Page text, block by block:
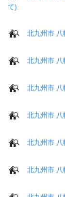
て)
北九州市 八
北九州市 八
北九州市 八
北九州市 八
北九州市 八
北九州市 八